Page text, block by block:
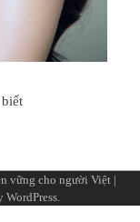
vững cho người Việt |
WordPress.